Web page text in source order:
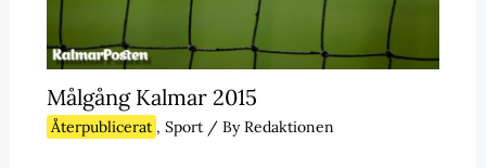
Målgång Kalmar 2015
Återpublicerat , Sport/ ByRedaktionen